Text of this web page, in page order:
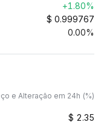
+1.80%
$ 0.999767
0.00%
e Alteração em 24h (%)
$ 2.35